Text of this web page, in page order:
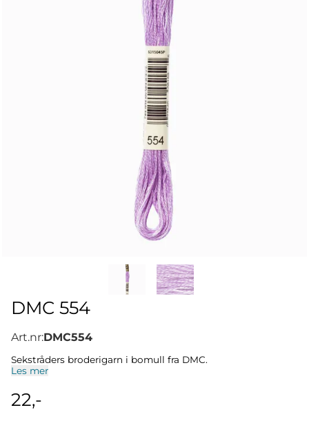
DMC 554
Art.nr:DMC554
Sekstråders broderigarn i bomull fra DMC.
Les mer
22,-